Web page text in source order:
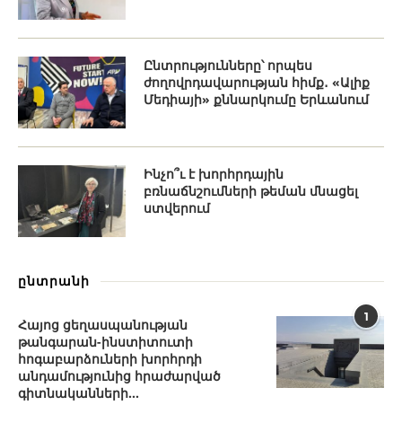
Ընտրությունները՝ որպես
ժողովրդավարության հիմք․ «Ալիք
Մեդիայի» քննարկումը Երևանում
Ինչո՞ւ է խորհրդային
բռնաճնշումների թեման մնացել
ստվերում
ընտրանի
1
Հայոց ցեղասպանության
թանգարան-ինստիտուտի
հոգաբարձուների խորհրդի
անդամությունից հրաժարված
գիտնականների...